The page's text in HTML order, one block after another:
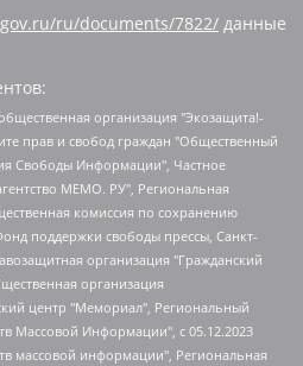
ru/documents/7822/ данные
"Альтаир 2021", Общество с ограниченной ответственностью "Вега 2021", Общество с ограниченной ответственностью "Главный редактор 2021", Общество с ограниченной ответственностью "Ромашки монолит", Важенков Артем Валерьевич, Ивановская областная общественная организация "Центр гендерных исследований", Гурман Юрий Альбертович, Медиапроект "ОВД-Инфо", Егоров Владимир Владимирович, Жилинский Владимир Александрович, Общество с ограниченной ответственностью "ЗП", Иванова София Юрьевна, Карезина Инна Павловна, Кильтау Екатерина Викторовна, Петров Алексей Викторович, Пискунов Сергей Евгеньевич, Смирнов Сергей Сергеевич, Тихонов Михаил Сергеевич, Общество с ограниченной ответственностью "ЖУРНАЛИСТ-ИНОСТРАННЫЙ АГЕНТ", Арапова Галина Юрьевна, Вольтская Татьяна Анатольевна, Американская компания "Mason G.E.S. Anonymous Foundation" (США), являющаяся владельцем интернет-издания https://mnews.world/, Компания "Stichting Bellingcat", зарегистрированная в Нидерландах (дата регистрации 11.07.2018), Захаров Андрей Вячеславович, Клепиковская Екатерина Дмитриевна, Общество с ограниченной ответственностью "МЕМО", Перл Роман Александрович, Симонов Евгений Алексеевич, Соловьева Елена Анатольевна, Сотников Даниил Владимирович, Сурначева Елизавета Дмитриевна, Автономная некоммерческая организация по защите прав человека и информированию населения "Якутия – Наше Мнение", Общество с ограниченной ответственностью "Москоу диджитал медиа", с 26.01.2023 Общество с ограниченной ответственностью "Чайка Белые сады", Ветошкина Валерия Валерьевна, Заговора Максим Александрович, Межрегиональное общественное движение "Российская ЛГБТ - сеть", Оленичев Максим Владимирович, Павлов Иван Юрьевич, Скворцова Елена Сергеевна, Общество с ограниченной ответственностью "Как бы инагент", Кочетков Игорь Викторович, Общество с ограниченной ответственностью "Честные выборы", Еланчик Олег Александрович, Общество с ограниченной ответственностью "Нобелевский призыв", Гималова Регина Эмилевна, Григорьев Андрей Валерьевич, Григорьева Алина Александровна, Ассоциация по содействию защите прав призывников, альтернативнослужащих и военнослужащих "Правозащитная группа "Гражданин.Армия.Право", Хисамова Регина Фаритовна, Автономная некоммерческая организация по реализации социально-правовых программ "Лилит", Дальневосточное общественное движение "Маяк", Санкт-Петербургская ЛГБТ-инициативная группа "Выход", Инициативная группа ЛГБТ+ "Реверс", Алексеев Андрей Викторович, Бекбулатова Таисия Львовна, Беляев Иван Михайлович, Владыкина Елена Сергеевна, Гельман Марат Александрович, Никульшина Вероника Юрьевна, Толоконникова Надежда Андреевна, Шендерович Виктор Анатольевич, Общество с ограниченной ответственностью "Данное сообщение", Общество с ограниченной ответственностью Издательский дом "Новая глава", Айнбиндер Александра Александровна, Московский комьюнити-центр для ЛГБТ+инициатив, Благотворительный фонд развития филантропии, Deutsche Welle (Германия, Kurt-Schumacher-Strasse 3, 53113 Bonn), Борзунова Мария Михайловна, Воробьев Виктор Викторович, Голубева Анна Львовна, Константинова Алла Михайловна, Малкова Ирина Владимировна, Мурадов Мурад Абдулгалимович, Осетинская Елизавета Николаевна, Понасенков Евгений Николаевич, Ганапольский Матвей Юрьевич, Киселев Евгений Алексеевич, Борухович Ирина Григорьевна, Дремин Иван Тимофеевич, Дубровский Дмитрий Викторович, Красноярская региональная общественная организация поддержки и развития альтернативных образовательных технологий и межкультурных коммуникаций "ИНТЕРРА", Маяковская Екатерина Алексеевна, Фейгин Марк Захарович, Филимонов Андрей Викторович, Дзугкоева Регина Николаевна, Доброхотов Роман Александрович, Дудь Юрий Александрович, Елкин Сергей Владимирович, Кругликов Кирилл Игоревич, Сабунаева Мария Леонидовна, Семенов Алексей Владимирович, Шаинян Карен Багратович, Шульман Екатерина Михайловна, Асафьев Артур Валерьевич, Вахштайн Виктор Семенович, Венедиктов Алексей Алексеевич, Лушникова Екатерина Евгеньевна, Волков Леонид Михайлович, Невзоров Александр Глебович, Пархоменко Сергей Борисович, Сироткин Ярослав Николаевич, Кара-Мурза Владимир Владимирович, Баранова Наталья Владимировна, Гозман Леонид Яковлевич, Кагарлицкий Борис Юльевич, Климарев Михаил Валерьевич, Милов Владимир Станиславович, Автономная некоммерческая организация Краснодарский центр современного искусства "Типография", Моргенштерн Алишер Тагирович, Соболь Любовь Эдуардовна, Общество с ограниченной ответственностью "ЛИЗА НОРМ", Каспаров Гарри Кимович, Ходорковский Михаил Борисович, Общество с ограниченной ответственностью "Апрельские тезисы", Данилович Ирина Брониславовна, Кашин Олег Владимирович, Петров Николай Владимирович, Пивоваров Алексей Владимирович, Соколов Михаил Владимирович, Цветкова Юлия Владимировна, Чичваркин Евгений Александрович, Комитет против пыток/Команда против пыток, Общество с ограниченной ответственностью "Первый научный", Общество с ограниченной ответственностью "Вертолет и ко", Белоцерковская Вероника Борисовна, Кац Максим Евгеньевич, Лазарева Татьяна Юрьевна, Шаведдинов Руслан Табризович, Яшин Илья Валерьевич, Общество с ограниченной ответственностью "Иноагент ААВ", Алешковский Дмитрий Петрович, Альбац Евгения Марковна, Быков Дмитрий Львович, Галямина Юлия Евгеньевна, Лойко Сергей Леонидович, Мартынов Кирилл Константинович, Медведев Сергей Александрович, Крашенинников Федор Геннадиевич, Гордеева Катерина Вл